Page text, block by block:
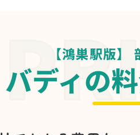
【鴻巣駅版】
バディの